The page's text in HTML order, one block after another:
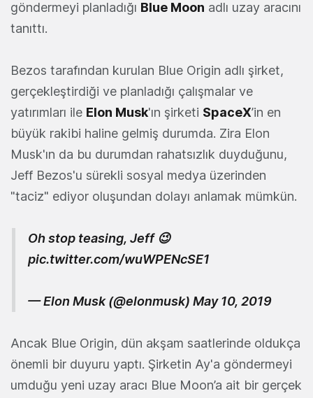
göndermeyi planladığı Blue Moon adlı uzay aracını
tanıttı.
Bezos tarafından kurulan Blue Origin adlı şirket,
gerçekleştirdiği ve planladığı çalışmalar ve
yatırımları ile Elon Musk'ın şirketi SpaceX’in en
büyük rakibi haline gelmiş durumda. Zira Elon
Musk'ın da bu durumdan rahatsızlık duyduğunu,
Jeff Bezos'u sürekli sosyal medya üzerinden
"taciz" ediyor oluşundan dolayı anlamak mümkün.
Oh stop teasing, Jeff 😉
pic.twitter.com/wuWPENcSE1
— Elon Musk (@elonmusk) May 10, 2019
Ancak Blue Origin, dün akşam saatlerinde oldukça
önemli bir duyuru yaptı. Şirketin Ay'a göndermeyi
umduğu yeni uzay aracı Blue Moon’a ait bir gerçek